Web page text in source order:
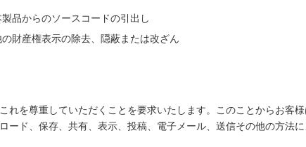
品からのソースコードの引出し
財産権表示の除去、隠蔽または改ざん
を尊重していただくことを要求いたします。このことからお客
ド、保存、共有、表示、投稿、電子メール、送信その他の方法